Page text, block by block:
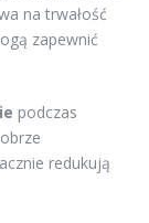
na trwałość
zapewnić
podczas
redukują